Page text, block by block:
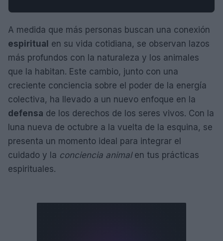
A medida que más personas buscan una conexión
espiritual en su vida cotidiana, se observan lazos
más profundos con la naturaleza y los animales
que la habitan. Este cambio, junto con una
creciente conciencia sobre el poder de la energía
colectiva, ha llevado a un nuevo enfoque en la
defensa de los derechos de los seres vivos. Con la
luna nueva de octubre a la vuelta de la esquina, se
presenta un momento ideal para integrar el
cuidado y la conciencia animalen tus prácticas
espirituales.